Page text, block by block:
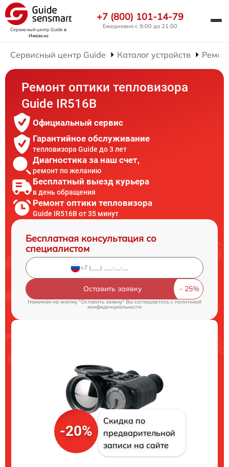
Сервисный центр Guideв
Ижевске
+7 (800) 101-14-79
Ежедневно с 9:00 до 21:00
Сервисный центр Guide Каталог устройств
Ремонт оптики тепловизора
Guide IR516B
Официальный сервис
Гарантийное обслуживание
тепловизора Guide до 3 лет
Диагностика за наш счет,
ремонт по желанию
Бесплатный выезд курьера
в день обращения
Ремонт оптики тепловизора
Guide IR516B от 35 минут
Бесплатная консультация со
специалистом
Оставить заявку
Нажимая на кнопку "Оставить заявку" Вы соглашаетесь cполитикой
конфиденциальности
-20%
Скидка по
предварительной
записи на сайте